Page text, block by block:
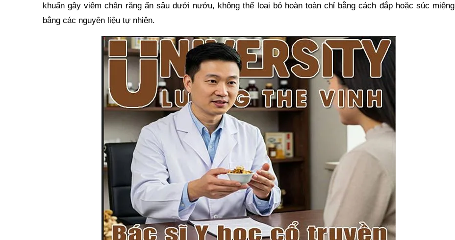
khuẩn gây viêm chân răng ẩn sâu dưới nướu, không thể loại bỏ hoàn toàn chỉ bằng cách đắp hoặc súc miệng
bằng các nguyên liệu tự nhiên.